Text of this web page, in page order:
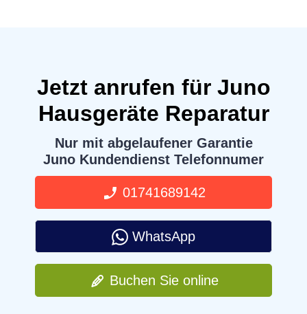
Jetzt anrufen für Juno
Hausgeräte Reparatur
Nur mit abgelaufener Garantie
Juno Kundendienst Telefonnumer
01741689142
WhatsApp
Buchen Sie online